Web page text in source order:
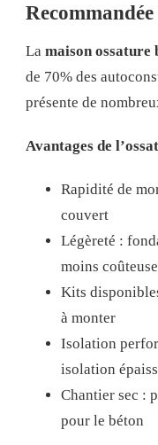
La maison ossature
de 70% des
présente de
Avantages de
Rapidité de
couvert
Légèreté :
moins
Kits
à monter
Isolation
isolation
Chantier sec :
pour le béton